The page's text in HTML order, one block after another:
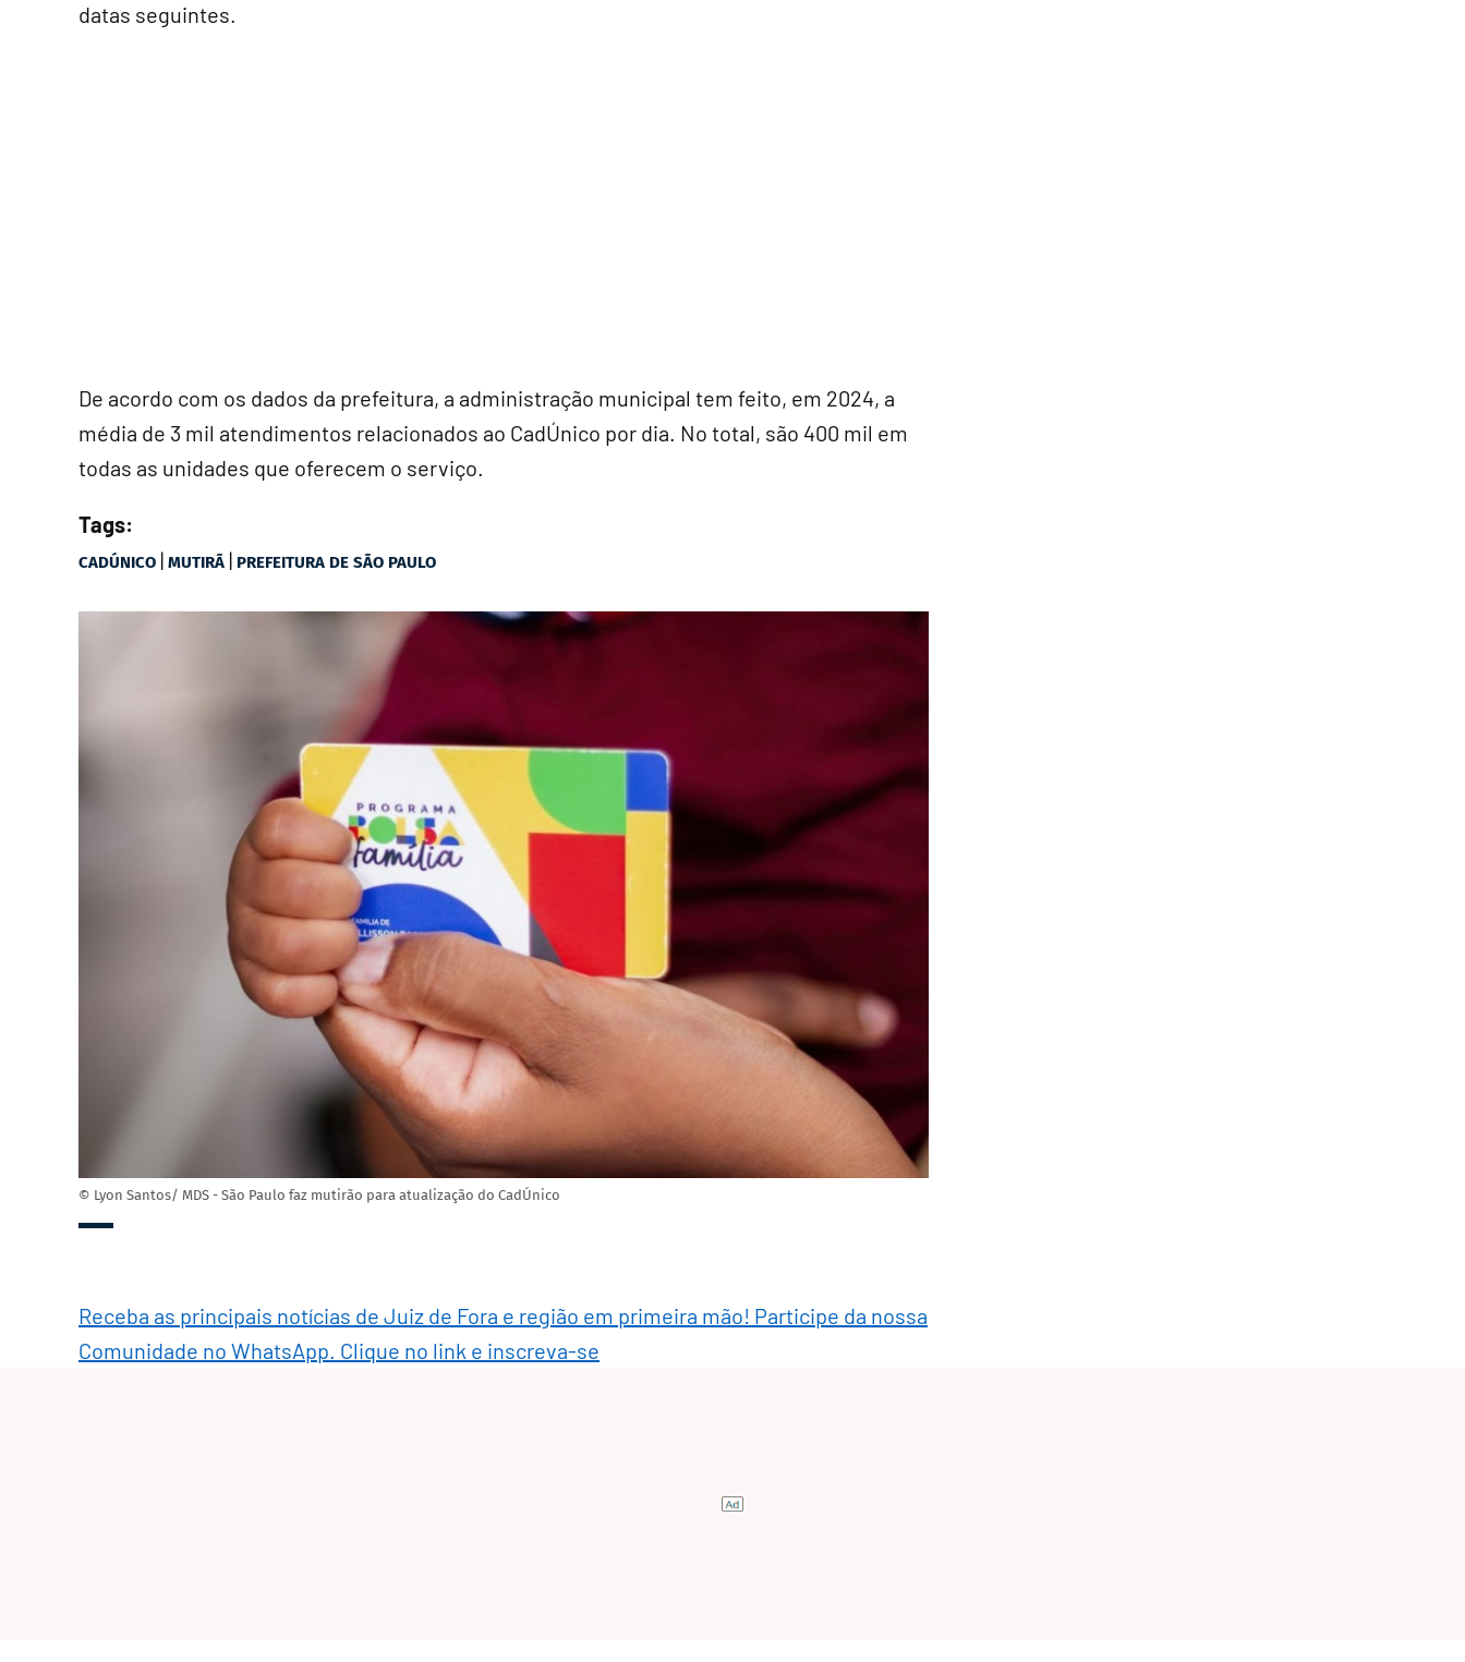
datas seguintes.
De acordo com os dados da prefeitura, a administração municipal tem feito, em 2024, a
média de 3 mil atendimentos relacionados ao CadÚnico por dia. No total, são 400 mil em
todas as unidades que oferecem o serviço.
Tags:
CADÚNICO | MUTIRÃ | PREFEITURA DE SÃO PAULO
© Lyon Santos/ MDS - São Paulo faz mutirão para atualização do CadÚnico
Receba as principais notícias de Juiz de Fora e região em primeira mão! Participe da nossa
Comunidade no WhatsApp. Clique no link e inscreva-se